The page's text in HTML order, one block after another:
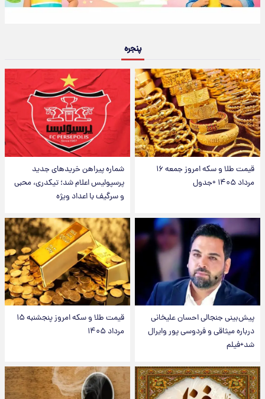
پنجره
قیمت طلا و سکه امروز جمعه ۱۶
مرداد ۱۴۰۵ +جدول
شماره پیراهن خریدهای جدید
پرسپولیس اعلام شد؛ تیکدری، محبی
و سرگیف با اعداد ویژه
پیش‌بینی جنجالی احسان علیخانی
درباره میثاقی و فردوسی پور وایرال
شد+فیلم
قیمت طلا و سکه امروز پنجشنبه ۱۵
مرداد ۱۴۰۵